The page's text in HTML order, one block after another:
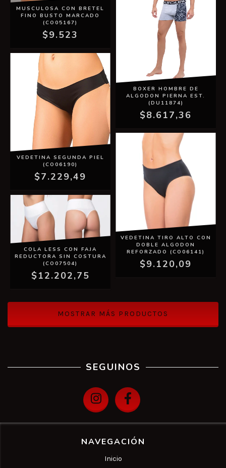
MUSCULOSA CON BRETEL
FINO BUSTO MARCADO
(CO05167)
$9.523
VEDETINA SEGUNDA PIEL
(CO06190)
$7.229,49
BOXER HOMBRE DE
ALGODON PIERNA EST.
(DU11874)
$8.617,36
COLA LESS CON FAJA
REDUCTORA SIN COSTURA
(CO07504)
$12.202,75
VEDETINA TIRO ALTO CON
DOBLE ALGODON
REFORZADO (CO06141)
$9.120,09
MOSTRAR MÁS PRODUCTOS
SEGUINOS
NAVEGACIÓN
Inicio